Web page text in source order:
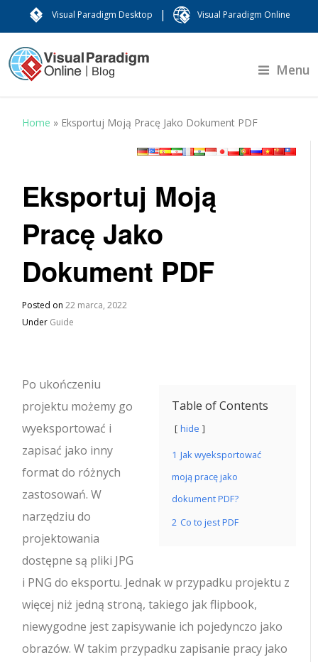
Visual Paradigm Desktop | Visual Paradigm Online
Menu
Home » Eksportuj Moją Pracę Jako Dokument PDF
Eksportuj Moją
Pracę Jako
Dokument PDF
Posted on22 marca, 2022
Under Guide
Table of Contents
hide
1 Jak wyeksportować
moją pracę jako
dokument PDF?
2 Co to jest PDF
Po ukończeniu
projektu możemy go
wyeksportować i
zapisać jako inny
format do różnych
zastosowań. W
narzędziu do
projektowania
dostępne są pliki JPG
i PNG do eksportu. Jednak w przypadku projektu z
więcej niż jedną stroną, takiego jak flipbook,
niewygodne jest zapisywanie ich pojedynczo jako
obrazów. W takim przypadku zapisanie pracy jako